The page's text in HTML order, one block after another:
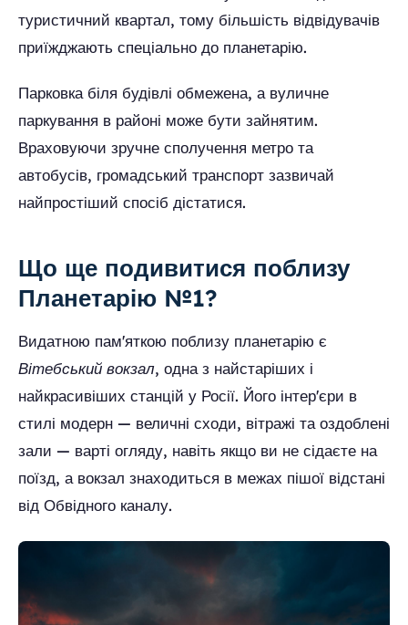
туристичний квартал, тому більшість відвідувачів
приїжджають спеціально до планетарію.
Парковка біля будівлі обмежена, а вуличне
паркування в районі може бути зайнятим.
Враховуючи зручне сполучення метро та
автобусів, громадський транспорт зазвичай
найпростіший спосіб дістатися.
Що ще подивитися поблизу
Планетарію №1?
Видатною пам'яткою поблизу планетарію є
Вітебський вокзал, одна з найстаріших і
найкрасивіших станцій у Росії. Його інтер'єри в
стилі модерн — величні сходи, вітражі та оздоблені
зали — варті огляду, навіть якщо ви не сідаєте на
поїзд, а вокзал знаходиться в межах пішої відстані
від Обвідного каналу.